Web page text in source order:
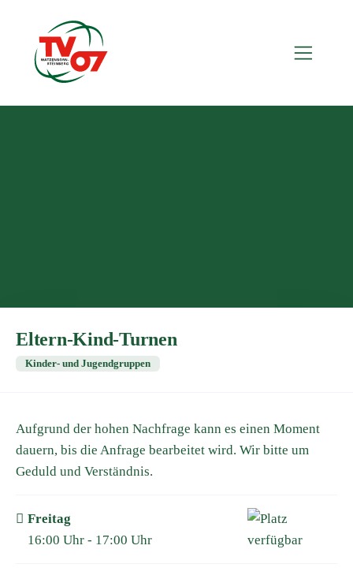
Eltern-Kind-Turnen
Kinder- und Jugendgruppen
Aufgrund der hohen Nachfrage kann es einen Moment
dauern, bis die Anfrage bearbeitet wird. Wir bitte um
Geduld und Verständnis.
Freitag
16:00 Uhr - 17:00 Uhr